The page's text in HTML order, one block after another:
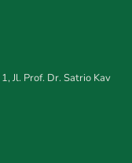
Jl. Prof. Dr. Satrio Kav